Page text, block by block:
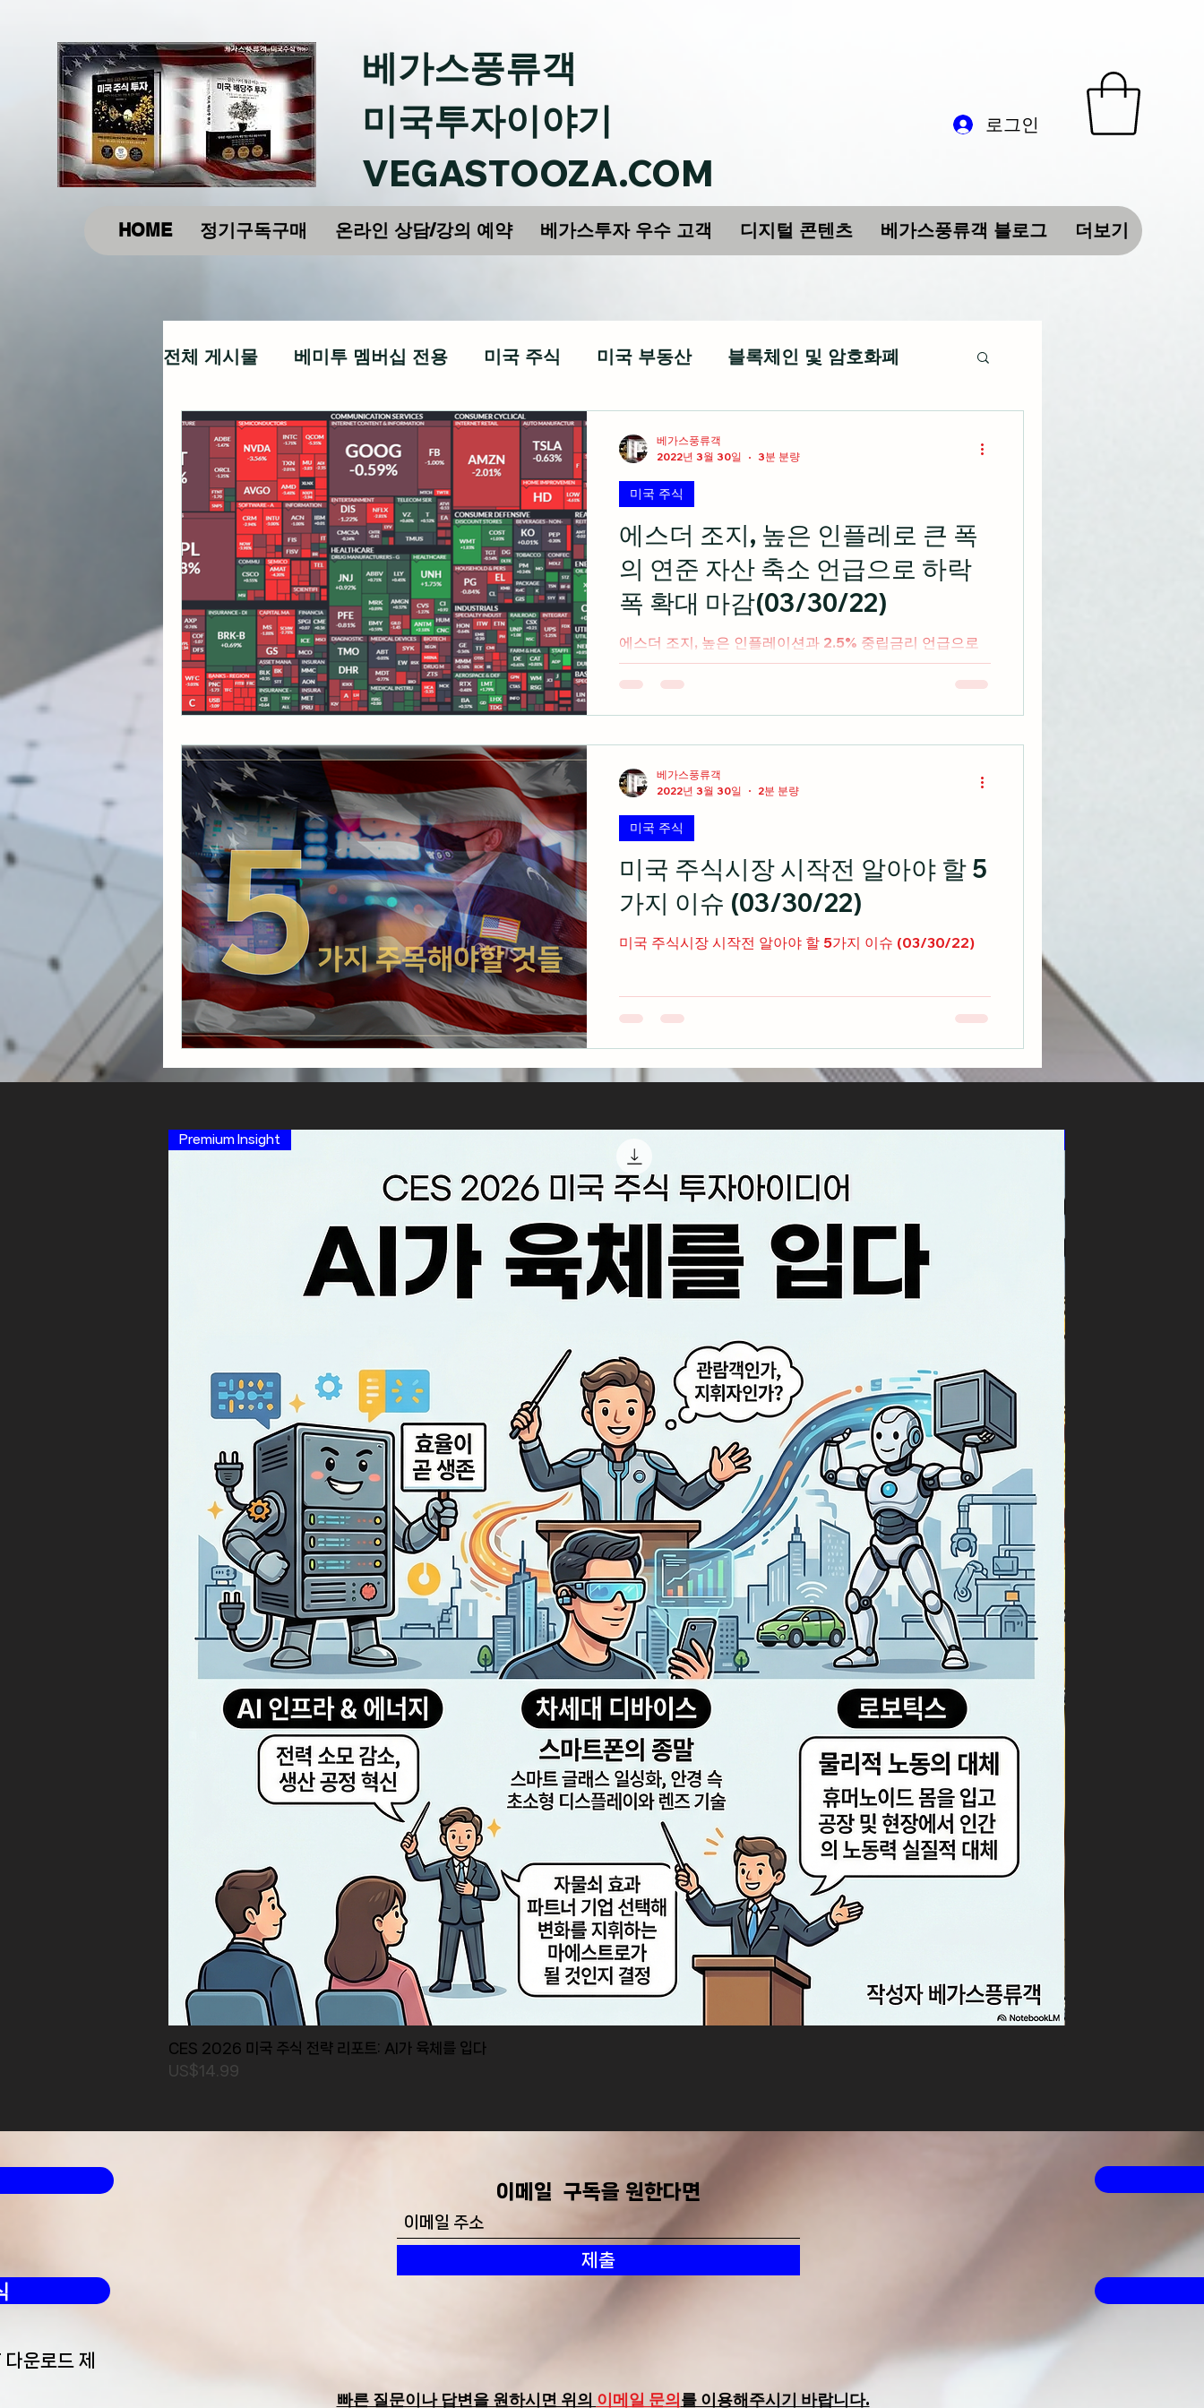
베가스풍류객
미국투자이야기
VEGASTOOZA.COM
로그인
HOME 정기구독구매 온라인 상담/강의 예약 베가스투자 우수 고객 디지털 콘텐츠 베가스풍류객 블로그 더보기
전체 게시물 베미투 멤버십 전용 미국 주식 미국 부동산 블록체인 및 암호화폐
각종 자산 투자 미국 경제 지표 미국 주식 입문
초간단 요리 레시피 미국 여행 정보 전업투자자의 혼잣말
에스더 조지, 높은 인플레로 큰 폭
의 연준 자산 축소 언급으로 하락
폭 확대 마감(03/30/22)
에스더 조지, 높은 인플레이션과 2.5% 중립금리 언급으로
하락마감(03/30/22)
미국 주식
베가스풍류객
2022년 3월 30일
3분 분량
미국 주식시장 시작전 알아야 할 5
가지 이슈 (03/30/22)
미국 주식시장 시작전 알아야 할 5가지 이슈 (03/30/22)
미국 주식
베가스풍류객
2022년 3월 30일
2분 분량
Premium Insight
CES 2026 미국 주식 전략 리포트: AI가 육체를 입다
가격
US$14.99
운로드 제
​이메일 구독을 원한다면
제출
빠른 질문이나 답변을 원하시면 위의 이메일 문의를 이용해주시기 바랍니다.